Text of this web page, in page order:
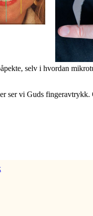
selv i hvordan
ser vi Guds